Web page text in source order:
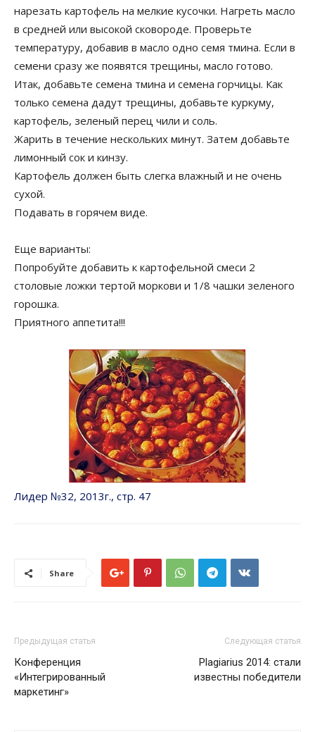
нарезать картофель на мелкие кусочки. Нагреть масло
в средней или высокой сковороде. Проверьте
температуру, добавив в масло одно семя тмина. Если в
семени сразу же появятся трещины, масло готово.
Итак, добавьте семена тмина и семена горчицы. Как
только семена дадут трещины, добавьте куркуму,
картофель, зеленый перец чили и соль.
Жарить в течение нескольких минут. Затем добавьте
лимонный сок и кинзу.
Картофель должен быть слегка влажный и не очень
сухой.
Подавать в горячем виде.
Еще варианты:
Попробуйте добавить к картофельной смеси 2
столовые ложки тертой моркови и 1/8 чашки зеленого
горошка.
Приятного аппетита!!!
Лидер №32, 2013г., стр. 47
Share
Предыдущая статья
Конференция
«Интегрированный
маркетинг»
Следующая статья
Plagiarius 2014: стали
известны победители